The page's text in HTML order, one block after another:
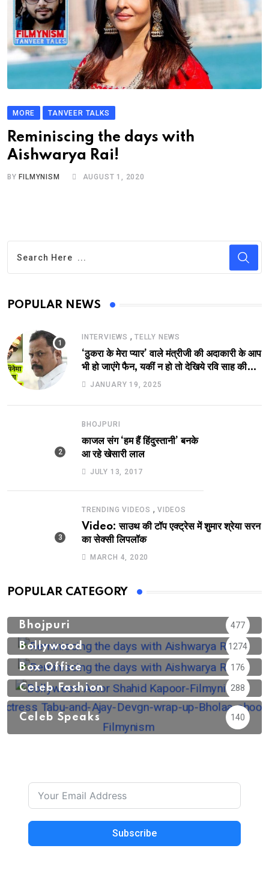
MORE TANVEER TALKS
Reminiscing the days with
Aishwarya Rai!
BY FILMYNISM AUGUST 1, 2020
POPULAR NEWS
INTERVIEWS , TELLY NEWS
‘ठुकरा के मेरा प्यार’ वाले मंत्रीजी की अदाकारी के आप
भी हो जाएंगे फैन, यकीं न हो तो देखिये रवि साह की
दमदार भूमिका
JANUARY 19, 2025
BHOJPURI
काजल संग ‘हम हैं हिंदुस्तानी’ बनके
आ रहे खेसारी लाल
JULY 13, 2017
TRENDING VIDEOS , VIDEOS
Video: साउथ की टॉप एक्ट्रेस में शुमार श्रेया सरन
का सेक्सी लिपलॉक
MARCH 4, 2020
POPULAR CATEGORY
Bhojpuri 477
Bollywood 1274
Box Office 176
Celeb Fashion 288
Celeb Speaks 140
Subscribe